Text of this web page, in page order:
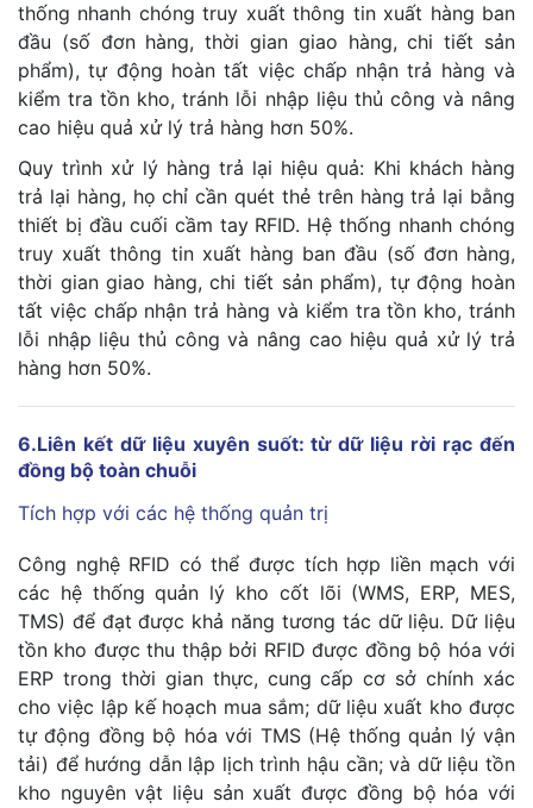
thống nhanh chóng truy xuất thông tin xuất hàng ban
đầu (số đơn hàng, thời gian giao hàng, chi tiết sản
phẩm), tự động hoàn tất việc chấp nhận trả hàng và
kiểm tra tồn kho, tránh lỗi nhập liệu thủ công và nâng
cao hiệu quả xử lý trả hàng hơn 50%.
Quy trình xử lý hàng trả lại hiệu quả: Khi khách hàng
trả lại hàng, họ chỉ cần quét thẻ trên hàng trả lại bằng
thiết bị đầu cuối cầm tay RFID. Hệ thống nhanh chóng
truy xuất thông tin xuất hàng ban đầu (số đơn hàng,
thời gian giao hàng, chi tiết sản phẩm), tự động hoàn
tất việc chấp nhận trả hàng và kiểm tra tồn kho, tránh
lỗi nhập liệu thủ công và nâng cao hiệu quả xử lý trả
hàng hơn 50%.
6.Liên kết dữ liệu xuyên suốt: từ dữ liệu rời rạc đến
đồng bộ toàn chuỗi
Tích hợp với các hệ thống quản trị
Công nghệ RFID có thể được tích hợp liền mạch với
các hệ thống quản lý kho cốt lõi (WMS, ERP, MES,
TMS) để đạt được khả năng tương tác dữ liệu. Dữ liệu
tồn kho được thu thập bởi RFID được đồng bộ hóa với
ERP trong thời gian thực, cung cấp cơ sở chính xác
cho việc lập kế hoạch mua sắm; dữ liệu xuất kho được
tự động đồng bộ hóa với TMS (Hệ thống quản lý vận
tải) để hướng dẫn lập lịch trình hậu cần; và dữ liệu tồn
kho nguyên vật liệu sản xuất được đồng bộ hóa với